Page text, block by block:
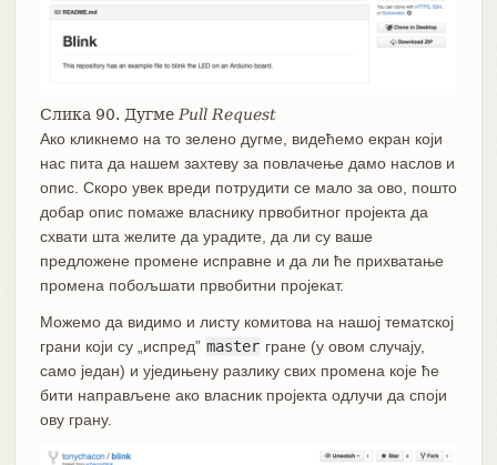
Слика 90. Дугме Pull Request
Ако кликнемо на то зелено дугме, видећемо екран који
нас пита да нашем захтеву за повлачење дамо наслов и
опис. Скоро увек вреди потрудити се мало за ово, пошто
добар опис помаже власнику првобитног пројекта да
схвати шта желите да урадите, да ли су ваше
предложене промене исправне и да ли ће прихватање
промена побољшати првобитни пројекат.
Можемо да видимо и листу комитова на нашој тематској
грани који су „испред” master гране (у овом случају,
само један) и уједињену разлику свих промена које ће
бити направљене ако власник пројекта одлучи да споји
ову грану.